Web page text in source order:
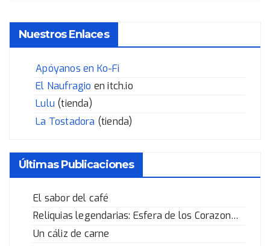
Nuestros Enlaces
Apóyanos en Ko-Fi
El Naufragio en itch.io
Lulu (tienda)
La Tostadora (tienda)
Últimas Publicaciones
El sabor del café
Reliquias legendarias: Esfera de los Corazones Rotos
Un cáliz de carne